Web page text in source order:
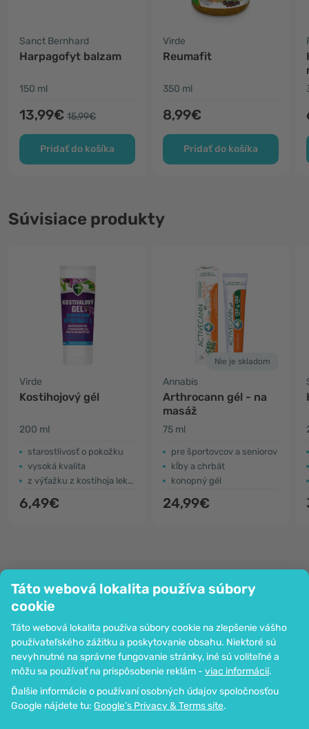
Táto webová lokalita používa súbory
cookie
Táto webová lokalita používa súbory cookie na zlepšenie vášho
používateľského zážitku a poskytovanie obsahu. Niektoré sú
nevyhnutné na správne fungovanie stránky, iné sú voliteľné a
môžu sa používať na prispôsobenie reklám - viac informácií.
Ďalšie informácie o používaní osobných údajov spoločnosťou
Google nájdete tu: Google’s Privacy & Terms site.
Sanct Bernhard
Harpagofyt balzam
150 ml
13,99€ 15,99€
Pridať do košíka
Virde
Reumafit
350 ml
8,99€
Pridať do košíka
Súvisiace produkty
Virde
Kostihojový gél
200 ml
starostlivosť o pokožku
vysoká kvalita
z výťažku z kostihoja lekárskeho
6,49€
Nie je skladom
Annabis
Arthrocann gél - na
masáž
75 ml
pre športovcov a seniorov
kĺby a chrbát
konopný gél
24,99€
Spoločnosť
Informácie
Pripoj sa k nám
Pomoc a objednávky
Možnosť platby kartou. Zaručená ochrana osobných údajov
prostredníctvom šifrovania SSL.